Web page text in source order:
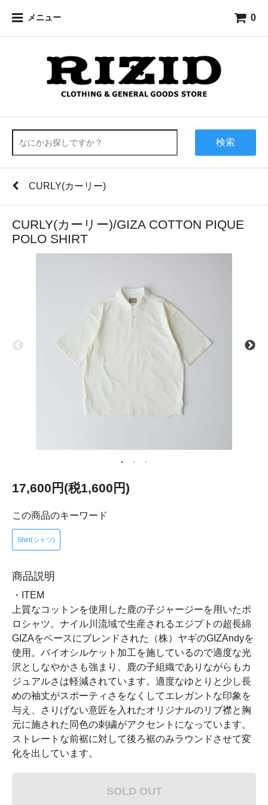
メニュー 0
検索
CURLY(カーリー)
CURLY(カーリー)/GIZA COTTON PIQUE
POLO SHIRT
17,600円(税1,600円)
この商品のキーワード
Shirt(シャツ)
商品説明
・ITEM
上質なコットンを使用した鹿の子ジャージーを用いたポ
ロシャツ。ナイル川流域で生産されるエジプトの超長綿
GIZAをベースにブレンドされた（株）ヤギのGIZAndyを
使用。バイオシルケット加工を施しているので適度な光
沢としなやかさも強まり、鹿の子組織でありながらもカ
ジュアルさは軽減されています。適度なゆとりと少し長
めの袖丈がスポーティさをなくしてエレガントな印象を
与え、さりげない意匠を入れたオリジナルのリブ襟と胸
元に施された同色の刺繍がアクセントになっています。
ストレートな前裾に対して後ろ裾のみラウンドさせて変
化を出しています。
SOLD OUT